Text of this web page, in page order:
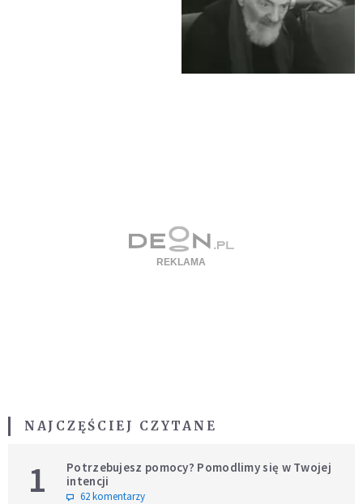
NAJCZĘŚCIEJ CZYTANE
1
Potrzebujesz pomocy? Pomodlimy się w Twojej
intencji
62 komentarzy